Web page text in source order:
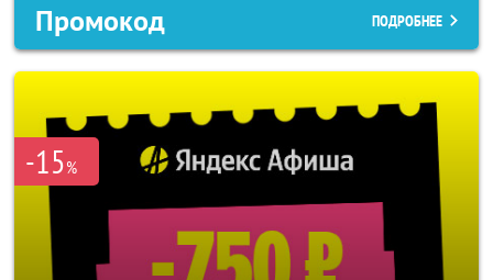
Промокод ПОДРОБНЕЕ
-15%